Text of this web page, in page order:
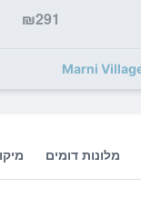
₪291
מלונות דומים